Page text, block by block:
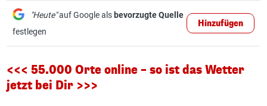
"Heute"auf Google als bevorzugte Quelle
festlegen
Hinzufügen
<<< 55.000 Orte online – so ist das Wetter
jetzt bei Dir >>>